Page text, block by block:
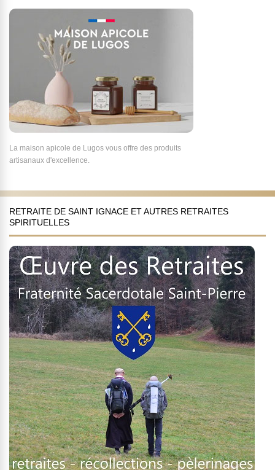
La maison apicole de Lugos vous offre des produits
artisanaux d'excellence.
RETRAITE DE SAINT IGNACE ET AUTRES RETRAITES
SPIRITUELLES